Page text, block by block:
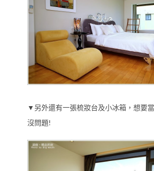
▼另外還有一張梳妝台及小冰箱，想要
沒問題!